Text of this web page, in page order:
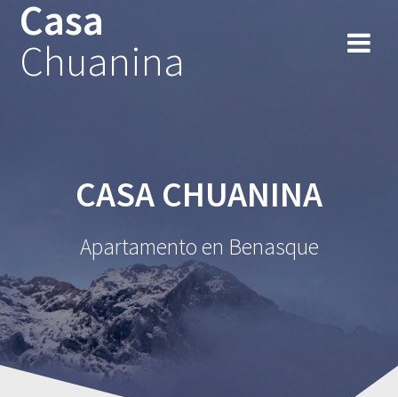
Casa
Chuanina
CASA CHUANINA
Apartamento en Benasque